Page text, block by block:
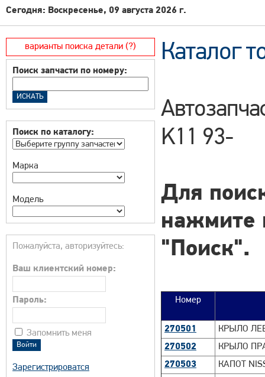
Сегодня: Воскресенье, 09 августа 2026 г.
варианты поиска детали (?)
Поиск запчасти по номеру:
Поиск по каталогу:
Марка
Модель
Пожалуйста, авторизуйтесь:
Ваш клиентский номер:
Пароль:
Запомнить меня
Зарегистрироватся
Каталог
K11 93-
Для
нажмите
"Поиск".
Номер
270501
КРЫЛО
270502
КРЫЛО
270503
КАПОТ